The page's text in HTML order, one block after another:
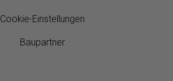
Cookie-Einstellungen
Baupartner